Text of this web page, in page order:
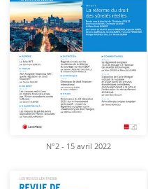
N°2 - 15 avril 2022